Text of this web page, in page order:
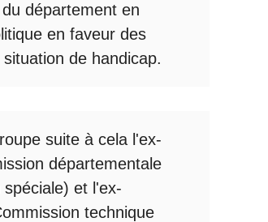
département en
en faveur des
de handicap.
suite à cela l'ex-
départementale
et l'ex-
technique